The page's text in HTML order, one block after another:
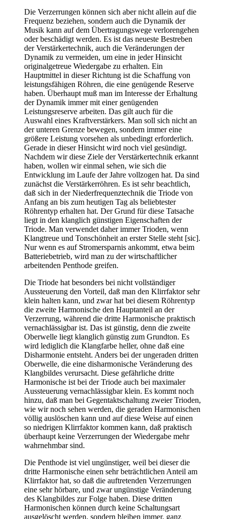
Die Verzerrungen können sich aber nicht allein auf die
Frequenz beziehen, sondern auch die Dynamik der
Musik kann auf dem Übertragungswege verlorengehen
oder beschädigt werden. Es ist das neueste Bestreben
der Verstärkertechnik, auch die Veränderungen der
Dynamik zu vermeiden, um eine in jeder Hinsicht
originalgetreue Wiedergabe zu erhalten. Ein
Hauptmittel in dieser Richtung ist die Schaffung von
leistungsfähigen Röhren, die eine genügende Reserve
haben. Überhaupt muß man im Interesse der Erhaltung
der Dynamik immer mit einer genügenden
Leistungsreserve arbeiten. Das gilt auch für die
Auswahl eines Kraftverstärkers. Man soll sich nicht an
der unteren Grenze bewegen, sondern immer eine
größere Leistung vorsehen als unbedingt erforderlich.
Gerade in dieser Hinsicht wird noch viel gesündigt.
Nachdem wir diese Ziele der Verstärkertechnik erkannt
haben, wollen wir einmal sehen, wie sich die
Entwicklung im Laufe der Jahre vollzogen hat. Da sind
zunächst die Verstärkerröhren. Es ist sehr beachtlich,
daß sich in der Niederfrequenztechnik die Triode von
Anfang an bis zum heutigen Tag als beliebtester
Röhrentyp erhalten hat. Der Grund für diese Tatsache
liegt in den klanglich günstigen Eigenschaften der
Triode. Man verwendet daher immer Trioden, wenn
Klangtreue und Tonschönheit an erster Stelle steht [sic].
Nur wenn es auf Stromersparnis ankommt, etwa beim
Batteriebetrieb, wird man zu der wirtschaftlicher
arbeitenden Penthode greifen.
Die Triode hat besonders bei nicht vollständiger
Aussteuerung den Vorteil, daß man den Klirrfaktor sehr
klein halten kann, und zwar hat bei diesem Röhrentyp
die zweite Harmonische den Hauptanteil an der
Verzerrung, während die dritte Harmonische praktisch
vernachlässigbar ist. Das ist günstig, denn die zweite
Oberwelle liegt klanglich günstig zum Grundton. Es
wird lediglich die Klangfarbe heller, ohne daß eine
Disharmonie entsteht. Anders bei der ungeraden dritten
Oberwelle, die eine disharmonische Veränderung des
Klangbildes verursacht. Diese gefährliche dritte
Harmonische ist bei der Triode auch bei maximaler
Aussteuerung vernachlässigbar klein. Es kommt noch
hinzu, daß man bei Gegentaktschaltung zweier Trioden,
wie wir noch sehen werden, die geraden Harmonischen
völlig auslöschen kann und auf diese Weise auf einen
so niedrigen Klirrfaktor kommen kann, daß praktisch
überhaupt keine Verzerrungen der Wiedergabe mehr
wahrnehmbar sind.
Die Penthode ist viel ungünstiger, weil bei dieser die
dritte Harmonische einen sehr beträchtlichen Anteil am
Klirrfaktor hat, so daß die auftretenden Verzerrungen
eine sehr hörbare, und zwar ungünstige Veränderung
des Klangbildes zur Folge haben. Diese dritten
Harmonischen können durch keine Schaltungsart
ausgelöscht werden, sondern bleiben immer, ganz